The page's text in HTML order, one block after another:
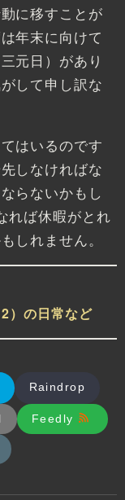
に移すことが
年末に向けて
元日）があり
して申し訳な
はいるのです
しなければな
らないかもし
れば休暇がとれ
しれません。
）の日常など
Raindrop
Feedly